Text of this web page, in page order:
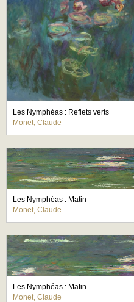
Les Nymphéas : Reflets verts
Monet, Claude
Les Nymphéas : Matin
Monet, Claude
Les Nymphéas : Matin
Monet, Claude